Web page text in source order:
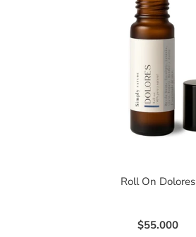
Roll On Dolores
$55.000